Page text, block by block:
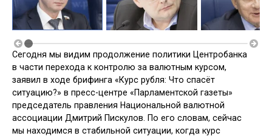
Сегодня мы видим продолжение политики Центробанка
в части перехода к контролю за валютным курсом,
заявил в ходе брифинга «Курс рубля: Что спасёт
ситуацию?» в пресс-центре «Парламентской газеты»
председатель правления Национальной валютной
ассоциации Дмитрий Пискулов. По его словам, сейчас
мы находимся в стабильной ситуации, когда курс